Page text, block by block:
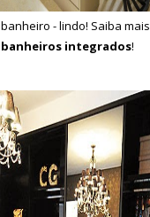
- lindo! Saiba mais
banheiros integrados!